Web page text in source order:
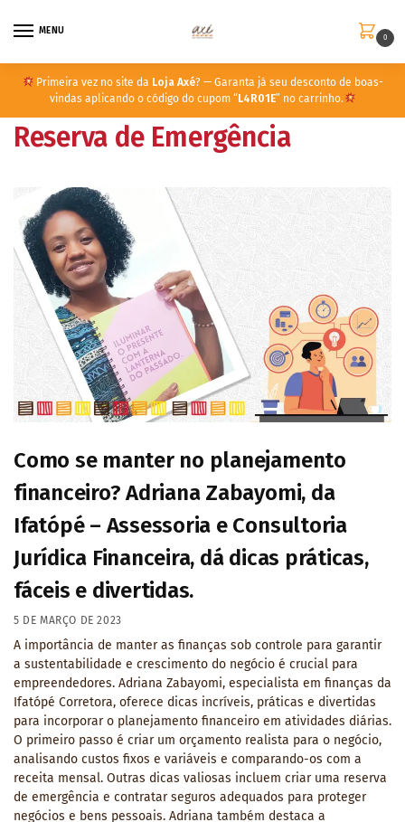
MENU
0
Primeira vez no site da Loja Axé? — Garanta já seu desconto de boas-
vindas aplicando o código do cupom “ L4R01E” no carrinho.
Reserva de Emergência
Como se manter no planejamento
financeiro? Adriana Zabayomi, da
Ifatópé – Assessoria e Consultoria
Jurídica Financeira, dá dicas práticas,
fáceis e divertidas.
5 DE MARÇO DE 2023
A importância de manter as finanças sob controle para garantir
a sustentabilidade e crescimento do negócio é crucial para
empreendedores. Adriana Zabayomi, especialista em finanças da
Ifatópé Corretora, oferece dicas incríveis, práticas e divertidas
para incorporar o planejamento financeiro em atividades diárias.
O primeiro passo é criar um orçamento realista para o negócio,
analisando custos fixos e variáveis e comparando-os com a
receita mensal. Outras dicas valiosas incluem criar uma reserva
de emergência e contratar seguros adequados para proteger
negócios e bens pessoais. Adriana também destaca a